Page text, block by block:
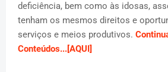
deficiência, bem como às idosas,
tenham os mesmos direitos e
serviços e meios produtivos.
Conteúdos...[AQUI]